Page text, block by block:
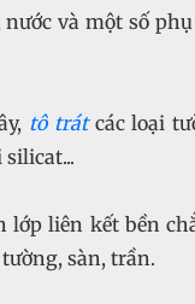
và một số
tô trátcác loại
liên kết bền
sàn, trần.